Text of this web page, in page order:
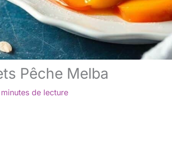
Pêche Melba
de lecture